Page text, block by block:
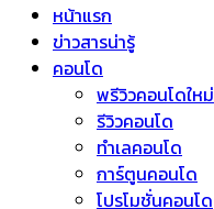
หน้าแรก
ข่าวสารน่ารู้
คอนโด
พรีวิวคอนโดใหม่
รีวิวคอนโด
ทำเลคอนโด
การ์ตูนคอนโด
โปรโมชั่นคอนโด